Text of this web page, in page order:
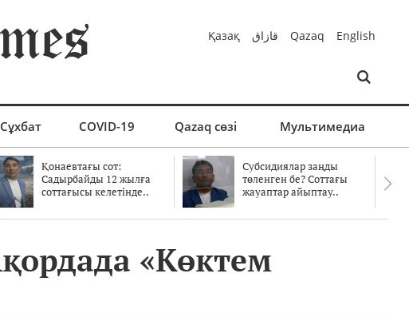
Қазақ قازاق Qazaq English
Сұхбат COVID-19 Qazaq сөзі Мультимедиа
Қонаевтағы сот:
Садырбайды 12 жылға
соттағысы келетінде..
Субсидиялар заңды
төленген бе? Соттағы
жауаптар айыптау..
«Көктем